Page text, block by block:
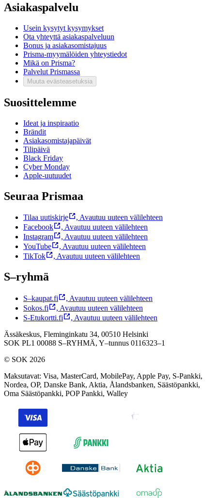
Asiakaspalvelu
Usein kysytyt kysymykset
Ota yhteyttä asiakaspalveluun
Bonus ja asiakasomistajuus
Prisma-myymälöiden yhteystiedot
Mikä on Prisma?
Palvelut Prismassa
Muuta evästeasetuksia
Suosittelemme
Ideat ja inspiraatio
Brändit
Asiakasomistajapäivät
Tilipäivä
Black Friday
Cyber Monday
Apple-uutuudet
Seuraa Prismaa
Tilaa uutiskirje , Avautuu uuteen välilehteen
Facebook
, Avautuu uuteen välilehteen
Instagram
, Avautuu uuteen välilehteen
YouTube
, Avautuu uuteen välilehteen
TikTok
, Avautuu uuteen välilehteen
S–ryhmä
S–kaupat.fi , Avautuu uuteen välilehteen
Sokos.fi
, Avautuu uuteen välilehteen
S-Etukortti.fi
, Avautuu uuteen välilehteen
Ässäkeskus, Fleminginkatu 34, 00510 Helsinki
SOK PL1 00088 S–RYHMÄ, Y–tunnus 0116323–1
© SOK 2026
Maksutavat: Visa, MasterCard, MobilePay, Apple Pay, S-Pankki,
Nordea, OP, Danske Bank, Aktia, Ålandsbanken, Säästöpankki,
Oma Säästöpankki, POP Pankki, Walley